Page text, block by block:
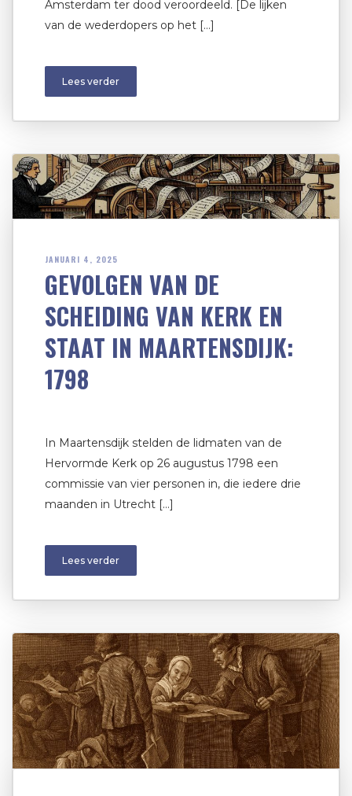
Amsterdam ter dood veroordeeld. [De lijken
van de wederdopers op het […]
Lees verder
JANUARI 4, 2025
GEVOLGEN VAN DE
SCHEIDING VAN KERK EN
STAAT IN MAARTENSDIJK:
1798
In Maartensdijk stelden de lidmaten van de
Hervormde Kerk op 26 augustus 1798 een
commissie van vier personen in, die iedere drie
maanden in Utrecht […]
Lees verder